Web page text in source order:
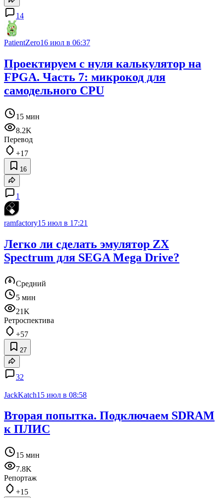
14
PatientZero16 июл в 06:37
Проектируем с нуля калькулятор на
FPGA. Часть 7: микрокод для
самодельного CPU
15 мин
8.2K
Перевод
+17
16
1
ramfactory15 июл в 17:21
Легко ли сделать эмулятор ZX
Spectrum для SEGA Mega Drive?
Средний
5 мин
21K
Ретроспектива
+57
27
32
JackKatch15 июл в 08:58
Вторая попытка. Подключаем SDRAM
к ПЛИС
15 мин
7.8K
Репортаж
+15